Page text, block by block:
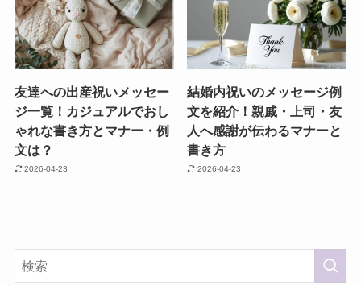
友達への出産祝いメッセー
ジ一覧！カジュアルでおし
ゃれな書き方とマナー・例
文は？
2026-04-23
結婚内祝いのメッセージ例
文を紹介！親戚・上司・友
人へ感謝が伝わるマナーと
書き方
2026-04-23